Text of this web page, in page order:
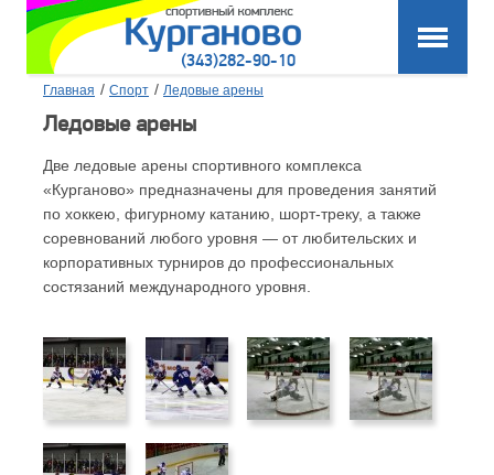
(343)282-90-10
Главная / Спорт / Ледовые арены
Ледовые арены
Две ледовые арены спортивного комплекса
«Курганово» предназначены для проведения занятий
по хоккею, фигурному катанию, шорт-треку, а также
соревнований любого уровня — от любительских и
корпоративных турниров до профессиональных
состязаний международного уровня.